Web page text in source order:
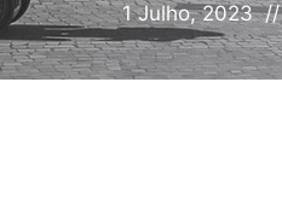
1 Julho, 2023 //